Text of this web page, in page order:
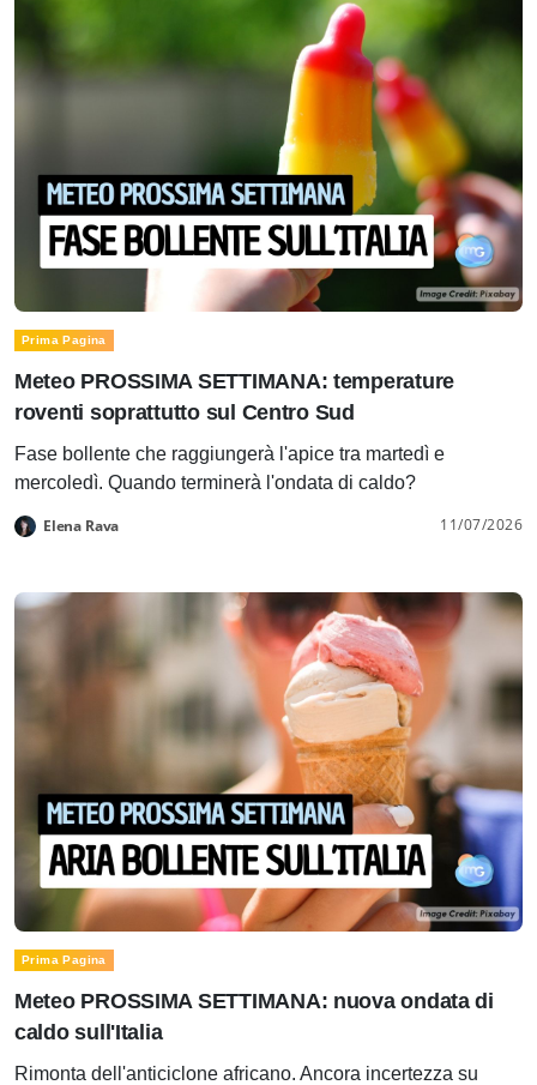
Prima Pagina
Meteo PROSSIMA SETTIMANA: temperature
roventi soprattutto sul Centro Sud
Fase bollente che raggiungerà l'apice tra martedì e
mercoledì. Quando terminerà l'ondata di caldo?
Elena Rava 11/07/2026
Prima Pagina
Meteo PROSSIMA SETTIMANA: nuova ondata di
caldo sull'Italia
Rimonta dell'anticiclone africano. Ancora incertezza su